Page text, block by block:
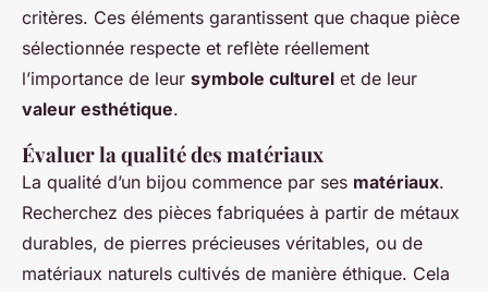
critères. Ces éléments garantissent que chaque pièce
sélectionnée respecte et reflète réellement
l’importance de leur symbole culturel et de leur
valeur esthétique.
Évaluer la qualité des matériaux
La qualité d’un bijou commence par ses matériaux.
Recherchez des pièces fabriquées à partir de métaux
durables, de pierres précieuses véritables, ou de
matériaux naturels cultivés de manière éthique. Cela